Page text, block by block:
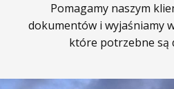
Pomagamy naszym
dokumentów i wyjaśniamy
które potrzebne są